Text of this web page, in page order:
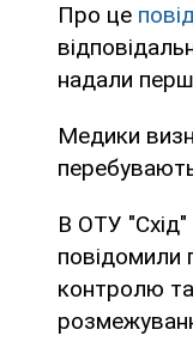
Про це
надали
Медики
В ОТУ "Схід"
повідомили
контролю та